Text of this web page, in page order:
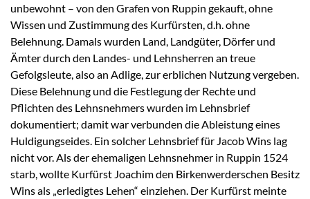
unbewohnt – von den Grafen von Ruppin gekauft, ohne
Wissen und Zustimmung des Kurfürsten, d.h. ohne
Belehnung. Damals wurden Land, Landgüter, Dörfer und
Ämter durch den Landes- und Lehnsherren an treue
Gefolgsleute, also an Adlige, zur erblichen Nutzung vergeben.
Diese Belehnung und die Festlegung der Rechte und
Pflichten des Lehnsnehmers wurden im Lehnsbrief
dokumentiert; damit war verbunden die Ableistung eines
Huldigungseides. Ein solcher Lehnsbrief für Jacob Wins lag
nicht vor. Als der ehemaligen Lehnsnehmer in Ruppin 1524
starb, wollte Kurfürst Joachim den Birkenwerderschen Besitz
Wins als „erledigtes Lehen“ einziehen. Der Kurfürst meinte